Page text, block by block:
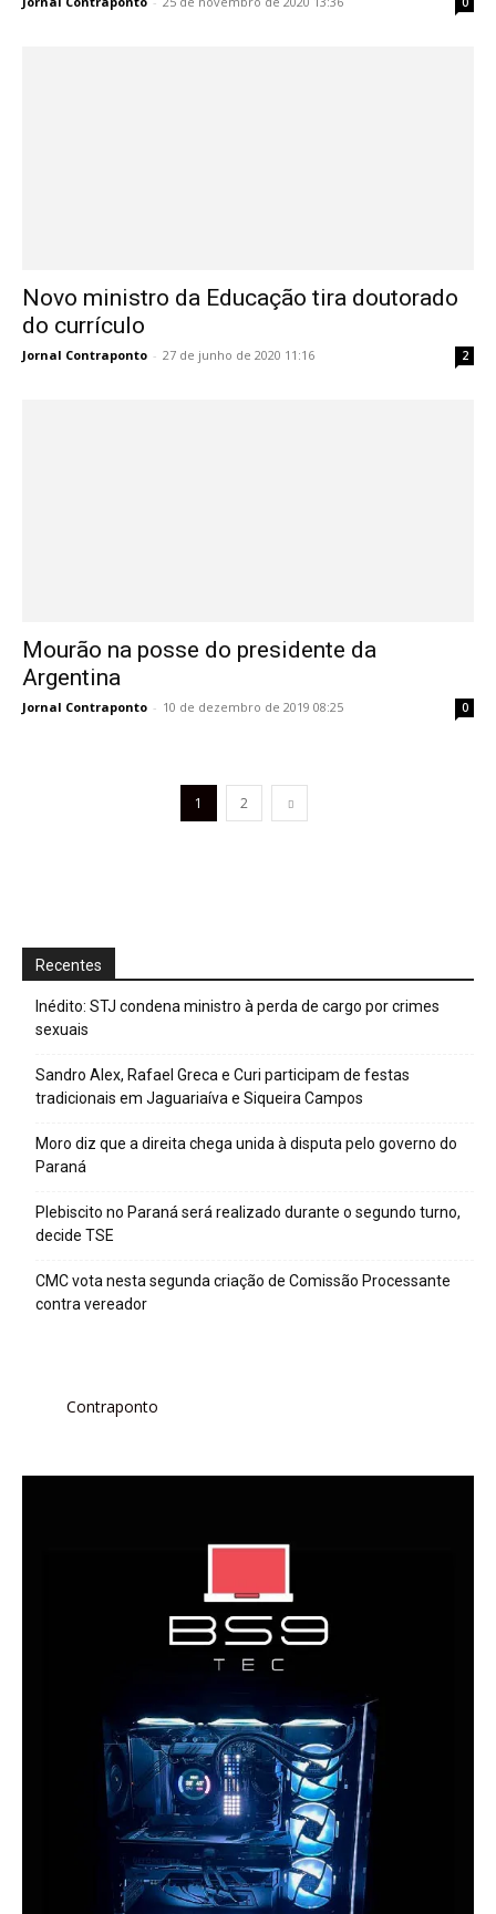
Novo ministro da Educação tira doutorado
do currículo
Jornal Contraponto - 27 de junho de 2020 11:16 2
Mourão na posse do presidente da
Argentina
Jornal Contraponto - 10 de dezembro de 2019 08:25 0
1 2
Recentes
Inédito: STJ condena ministro à perda de cargo por crimes
sexuais
Sandro Alex, Rafael Greca e Curi participam de festas
tradicionais em Jaguariaíva e Siqueira Campos
Moro diz que a direita chega unida à disputa pelo governo do
Paraná
Plebiscito no Paraná será realizado durante o segundo turno,
decide TSE
CMC vota nesta segunda criação de Comissão Processante
contra vereador
Contraponto